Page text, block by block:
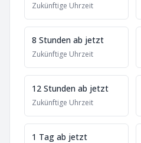
Zukünftige Uhrzeit
8 Stunden ab jetzt
Zukünftige Uhrzeit
12 Stunden ab jetzt
Zukünftige Uhrzeit
1 Tag ab jetzt